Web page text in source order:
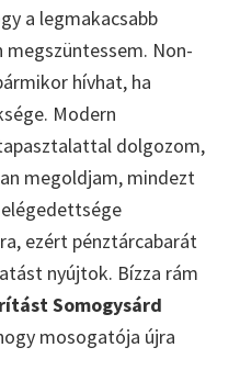
a legmakacsabb
Non-
hívhat, ha
Modern
dolgozom,
megoldjam, mindezt
ezért pénztárcabarát
nyújtok. Bízza rám
Somogysárd
mosogatója újra